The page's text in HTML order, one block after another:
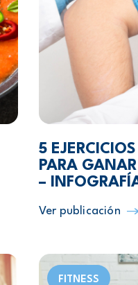
5
PARA
–
Ver publicación
FITNESS